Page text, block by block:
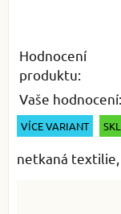
Hodnocení
produktu:
Vaše hodnocení:
VÍCE VARIANT
netkaná textilie,